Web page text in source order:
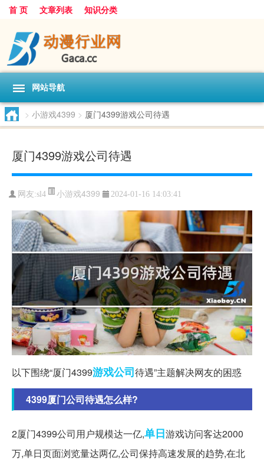
首 页 文章列表 知识分类
网站导航
> 小游戏4399 > 厦门4399游戏公司待遇
厦门4399游戏公司待遇
网友:sl4 小游戏4399 2024-01-16 14:03:41
以下围绕“厦门4399游戏公司待遇”主题解决网友的困惑
4399厦门公司待遇怎么样?
2厦门4399公司用户规模达一亿,单日游戏访问客达2000
万,单日页面浏览量达两亿,公司保持高速发展的趋势,在北